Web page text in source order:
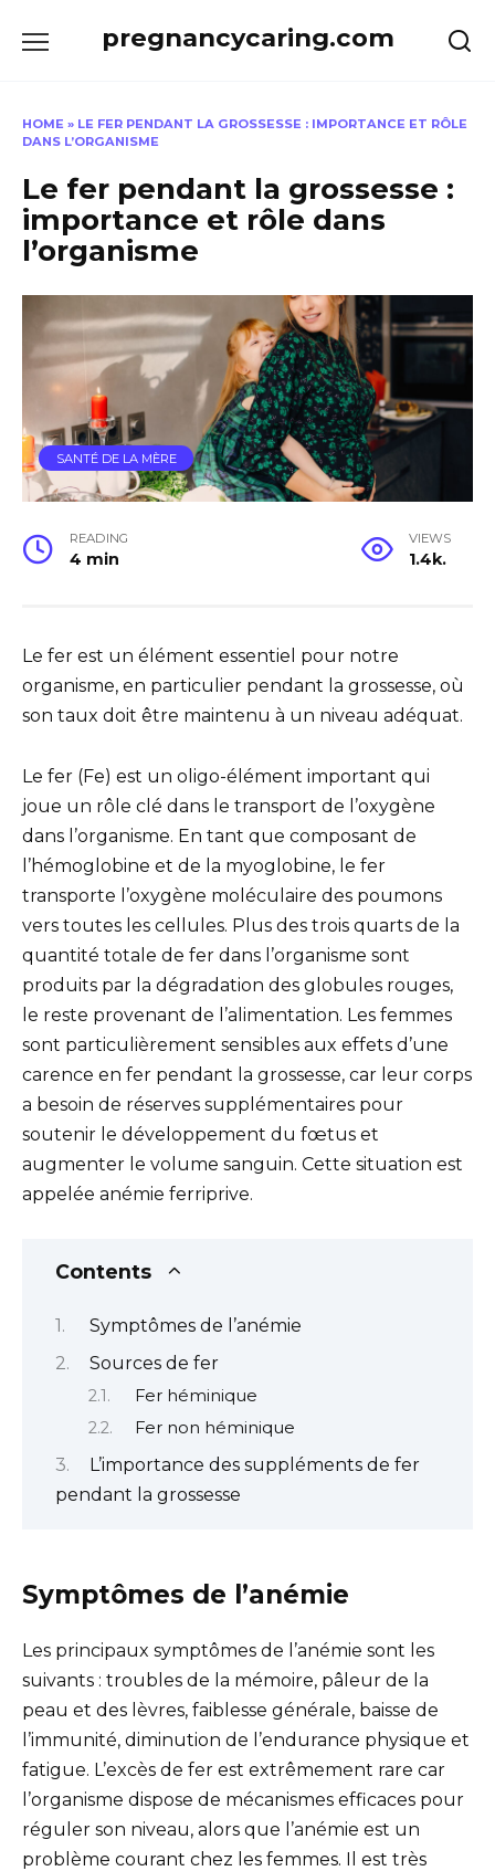
pregnancycaring.com
HOME » LE FER PENDANT LA GROSSESSE : IMPORTANCE ET RÔLE
DANS L’ORGANISME
Le fer pendant la grossesse :
importance et rôle dans
l’organisme
SANTÉ DE LA MÈRE
READING
4 min
VIEWS
1.4k.
Le fer est un élément essentiel pour notre
organisme, en particulier pendant la grossesse, où
son taux doit être maintenu à un niveau adéquat.
Le fer (Fe) est un oligo-élément important qui
joue un rôle clé dans le transport de l’oxygène
dans l’organisme. En tant que composant de
l’hémoglobine et de la myoglobine, le fer
transporte l’oxygène moléculaire des poumons
vers toutes les cellules. Plus des trois quarts de la
quantité totale de fer dans l’organisme sont
produits par la dégradation des globules rouges,
le reste provenant de l’alimentation. Les femmes
sont particulièrement sensibles aux effets d’une
carence en fer pendant la grossesse, car leur corps
a besoin de réserves supplémentaires pour
soutenir le développement du fœtus et
augmenter le volume sanguin. Cette situation est
appelée anémie ferriprive.
Contents
Symptômes de l’anémie
Sources de fer
Fer héminique
Fer non héminique
L’importance des suppléments de fer
pendant la grossesse
Symptômes de l’anémie
Les principaux symptômes de l’anémie sont les
suivants : troubles de la mémoire, pâleur de la
peau et des lèvres, faiblesse générale, baisse de
l’immunité, diminution de l’endurance physique et
fatigue. L’excès de fer est extrêmement rare car
l’organisme dispose de mécanismes efficaces pour
réguler son niveau, alors que l’anémie est un
problème courant chez les femmes. Il est très